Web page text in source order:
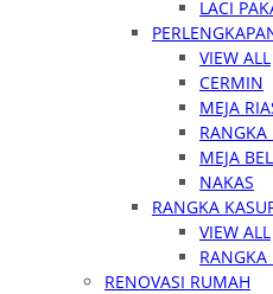
LACI
VIEW ALL
CERMIN
MEJA
RANGKA
MEJA
NAKAS
RANGKA
VIEW ALL
RENOVASI RUMAH